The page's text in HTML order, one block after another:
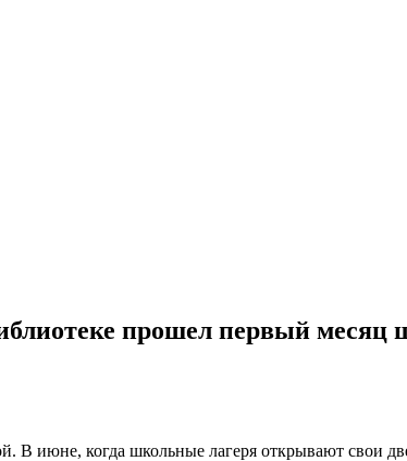
прошел первый
В июне, когда школьные лагеря открывают свои